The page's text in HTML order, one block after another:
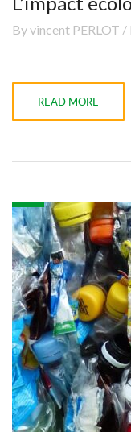
By vincent PERLOT
READ MORE